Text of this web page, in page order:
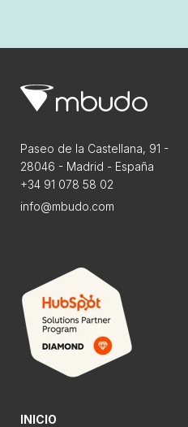
Paseo de la Castellana, 91 -
28046 - Madrid - España
+34 91 078 58 02
info@mbudo.com
INICIO